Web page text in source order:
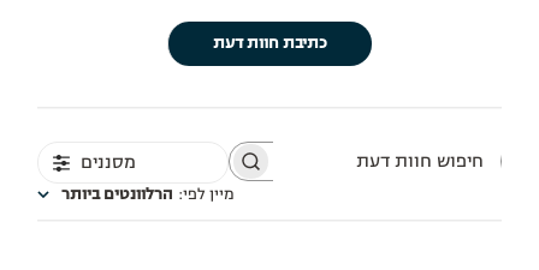
כתיבת חוות דעת
חיפוש
מסננים
מיין לפי: הרלוונטים ביותר